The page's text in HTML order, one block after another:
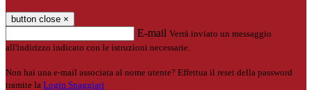
button close ×
E-mail Verrà inviato un messaggio
all'indirizzo indicato con le istruzioni necessarie.
Non hai una e-mail associata al nome utente? Effettua il reset della password
tramite la Login Spaggiari